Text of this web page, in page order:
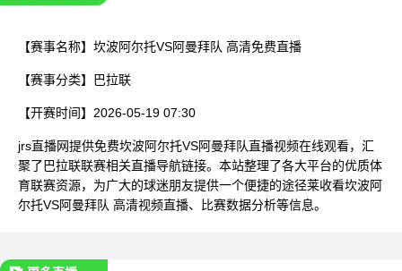
【赛事名称】 坎波阿尔托VS阿曼拜队 高清免费直播
【赛事分类】 巴拉联
【开赛时间】 2026-05-19 07:30
jrs直播网提供免费坎波阿尔托VS阿曼拜队直播视频在线观看，汇
聚了巴拉联联赛相关直播导航链接。本站整理了各大平台的优质体
育联赛资源，为广大的球迷朋友提供一个便捷的途径莱收看坎波阿
尔托VS阿曼拜队 高清视频直播、比赛数据分析等信息。